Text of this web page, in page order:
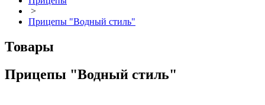
>
Прицепы "Водный стиль"
Товары
Прицепы "Водный стиль"